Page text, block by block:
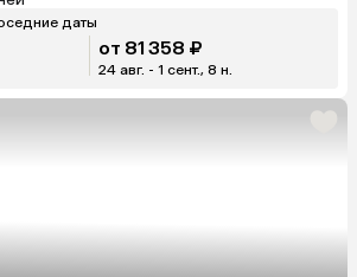
даты
от 81 358 ₽
24 авг. - 1 сент., 8 н.